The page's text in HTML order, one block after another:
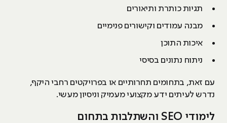
תגיות כותרת ותיאורים
מבנה עמודים וקישורים פנימיים
איכות התוכן
ניתוח נתונים בסיסי
עם זאת, בתחומים תחרותיים או בפרויקטים רחבי היקף,
נדרש לעיתים ידע מקצועי מעמיק וניסיון מעשי.
לימודי SEO והשתלבות בתחום